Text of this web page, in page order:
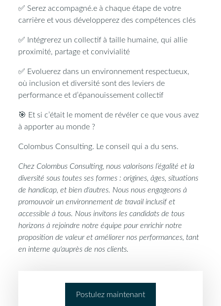
✅ Serez accompagné.e à chaque étape de votre
carrière et vous développerez des compétences clés
✅ Intégrerez un collectif à taille humaine, qui allie
proximité, partage et convivialité
✅ Evoluerez dans un environnement respectueux,
où inclusion et diversité sont des leviers de
performance et d’épanouissement collectif
🎯 Et si c’était le moment de révéler ce que vous avez
à apporter au monde ?​
Colombus Consulting. Le conseil qui a du sens.​
Chez Colombus Consulting, nous valorisons l’égalité et la
diversité sous toutes ses formes : origines, âges, situations
de handicap, et bien d'autres. Nous nous engageons à
promouvoir un environnement de travail inclusif et
accessible à tous. Nous invitons les candidats de tous
horizons à rejoindre notre équipe pour enrichir notre
proposition de valeur et améliorer nos performances, tant
en interne qu'auprès de nos clients.
Postulez maintenant